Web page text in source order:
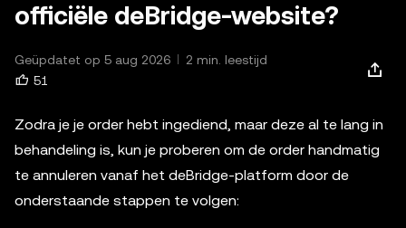
officiële deBridge-website?
Geüpdatet op 5 aug 2026
2 min. leestijd
51
Zodra je je order hebt ingediend, maar deze al te lang in
behandeling is, kun je proberen om de order handmatig
te annuleren vanaf het deBridge-platform door de
onderstaande stappen te volgen: